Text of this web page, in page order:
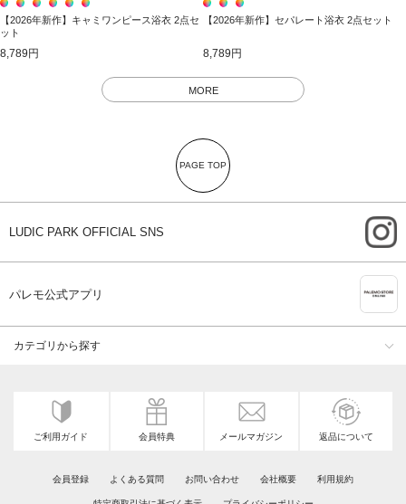
【2026年新作】キャミワンピース浴衣 2点セ
ット
8,789円
【2026年新作】セパレート浴衣 2点セット
8,789円
MORE
PAGE TOP
LUDIC PARK OFFICIAL SNS
パレモ公式アプリ
カテゴリから探す
ご利用ガイド 会員特典 メールマガジン 返品について
会員登録 よくある質問 お問い合わせ 会社概要 利用規約